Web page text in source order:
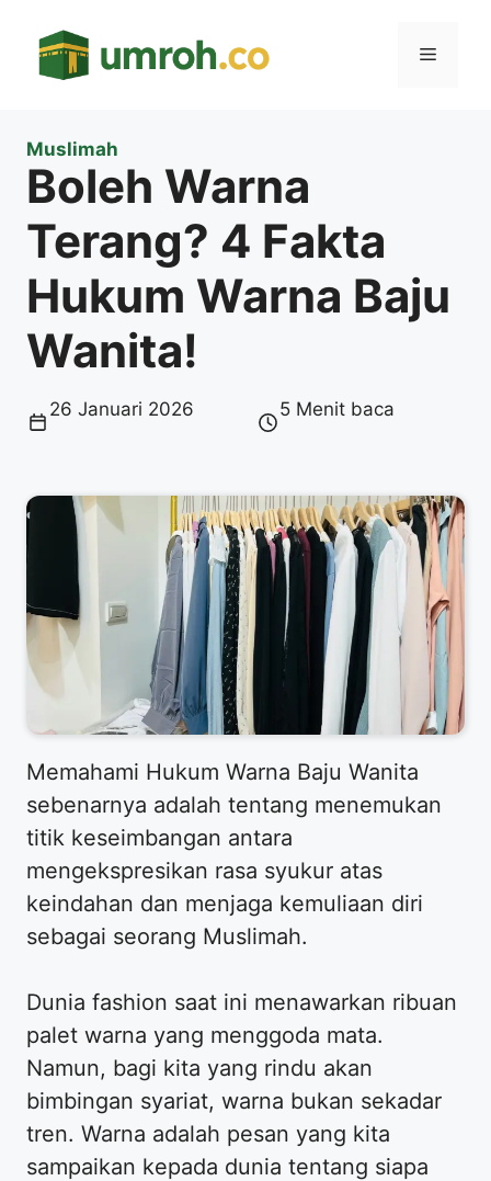
Menu
Muslimah
Boleh Warna
Terang? 4 Fakta
Hukum Warna Baju
Wanita!
26 Januari 2026 5 Menit baca
​Memahami Hukum Warna Baju Wanita
sebenarnya adalah tentang menemukan
titik keseimbangan antara
mengekspresikan rasa syukur atas
keindahan dan menjaga kemuliaan diri
sebagai seorang Muslimah.
​Dunia fashion saat ini menawarkan ribuan
palet warna yang menggoda mata.
Namun, bagi kita yang rindu akan
bimbingan syariat, warna bukan sekadar
tren. Warna adalah pesan yang kita
sampaikan kepada dunia tentang siapa